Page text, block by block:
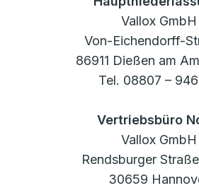
Vallox GmbH
Von-Eichendorff-
86911 Dießen am
Tel. 08807 –
Vertriebsbüro
Vallox GmbH
Rendsburger
30659